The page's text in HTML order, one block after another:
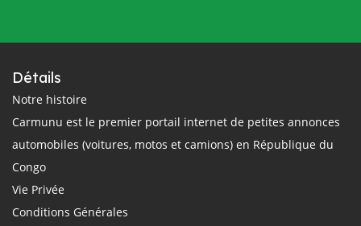
Détails
Notre histoire
Carmunu est le premier portail internet de petites annonces
automobiles (voitures, motos et camions) en République du
Congo
Vie Privée
Conditions Générales